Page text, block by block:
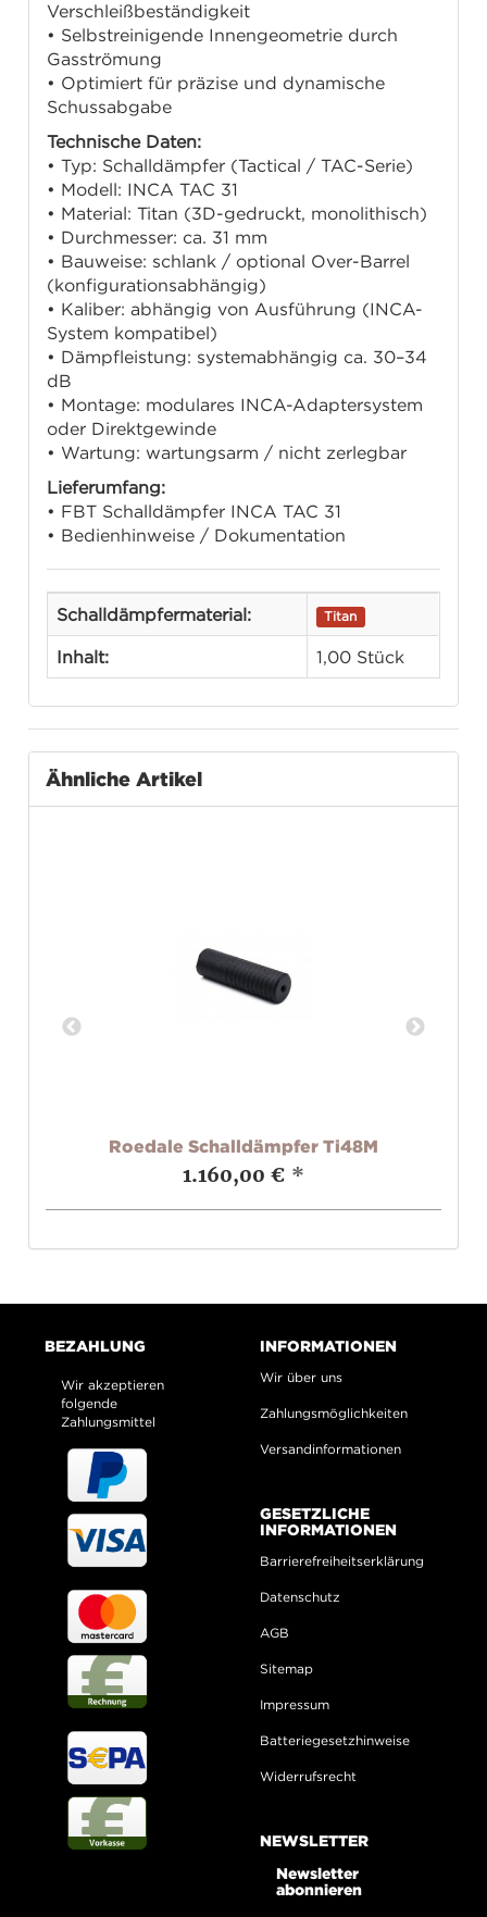
Verschleißbeständigkeit
• Selbstreinigende Innengeometrie durch
Gasströmung
• Optimiert für präzise und dynamische
Schussabgabe
Technische Daten:
• Typ: Schalldämpfer (Tactical / TAC-Serie)
• Modell: INCA TAC 31
• Material: Titan (3D-gedruckt, monolithisch)
• Durchmesser: ca. 31 mm
• Bauweise: schlank / optional Over-Barrel
(konfigurationsabhängig)
• Kaliber: abhängig von Ausführung (INCA-
System kompatibel)
• Dämpfleistung: systemabhängig ca. 30–34
dB
• Montage: modulares INCA-Adaptersystem
oder Direktgewinde
• Wartung: wartungsarm / nicht zerlegbar
Lieferumfang:
• FBT Schalldämpfer INCA TAC 31
• Bedienhinweise / Dokumentation
Schalldämpfermaterial: Titan
Inhalt: 1,00 Stück
Ähnliche Artikel
Roedale Schalldämpfer Ti48M
1.160,00 € *
BEZAHLUNG
Wir akzeptieren
folgende
Zahlungsmittel
INFORMATIONEN
Wir über uns
Zahlungsmöglichkeiten
Versandinformationen
GESETZLICHE
INFORMATIONEN
Barrierefreiheitserklärung
Datenschutz
AGB
Sitemap
Impressum
Batteriegesetzhinweise
Widerrufsrecht
NEWSLETTER
Newsletter
abonnieren